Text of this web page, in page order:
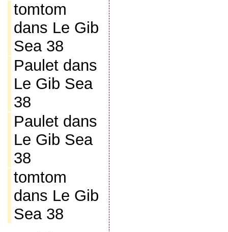
tomtom
dans Le Gib
Sea 38
Pauletdans
Le Gib Sea
38
Pauletdans
Le Gib Sea
38
tomtom
dans Le Gib
Sea 38